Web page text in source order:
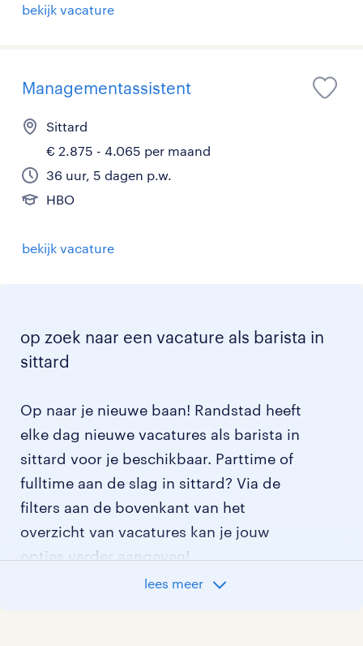
bekijk vacature
Managementassistent
Sittard
€ 2.875 - 4.065 per maand
36 uur, 5 dagen p.w.
HBO
bekijk vacature
op zoek naar een vacature als barista in
sittard
Op naar je nieuwe baan! Randstad heeft
elke dag nieuwe vacatures als barista in
sittard voor je beschikbaar. Parttime of
fulltime aan de slag in sittard? Via de
filters aan de bovenkant van het
overzicht van vacatures kan je jouw
opties verder aangeven!
lees meer